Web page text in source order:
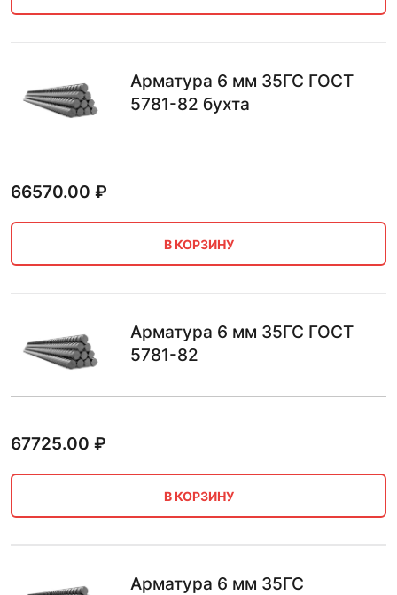
Арматура 6 мм 35ГС ГОСТ
5781-82 бухта
66570.00 ₽
В КОРЗИНУ
Арматура 6 мм 35ГС ГОСТ
5781-82
67725.00 ₽
В КОРЗИНУ
Арматура 6 мм 35ГС